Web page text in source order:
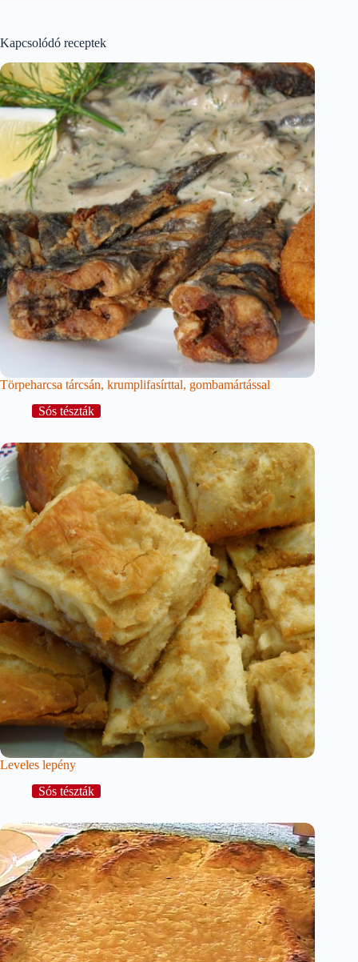
Kapcsolódó receptek
Törpeharcsa tárcsán, krumplifasírttal, gombamártással
Sós tészták
Leveles lepény
Sós tészták